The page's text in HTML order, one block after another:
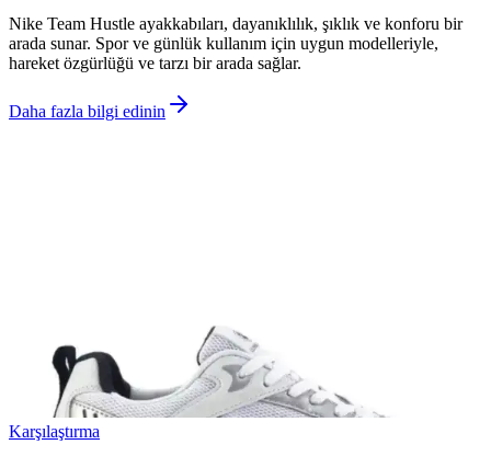
Nike Team Hustle ayakkabıları, dayanıklılık, şıklık ve konforu bir
arada sunar. Spor ve günlük kullanım için uygun modelleriyle,
hareket özgürlüğü ve tarzı bir arada sağlar.
Daha fazla bilgi edinin
Karşılaştırma